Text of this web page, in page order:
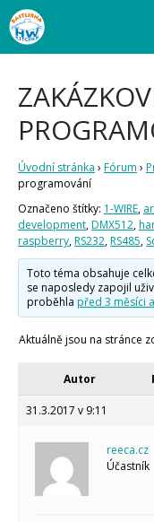
Webový magazín
elektroniky
Úvodní stránka › Fórum ›
programování
Označeno štítky: 1-WIRE,
development,DMX512,
raspberry,RS232,RS485,
Toto téma obsahuje
se naposledy zapojil
proběhla před 3 měsíci
Aktuálně jsou na stránce
Autor
31.3.2017 v 9:11
reeca.cz
Účastník